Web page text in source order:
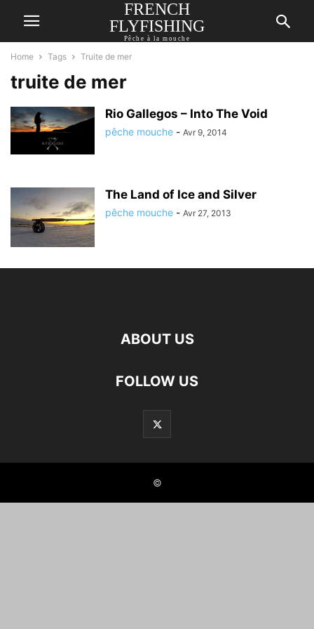
FRENCH
FLYFISHING
Pêche à la mouche
Home Tags Truite de mer
truite de mer
Rio Gallegos – Into The Void
pêche mouche - Avr 9, 2014
The Land of Ice and Silver
pêche mouche - Avr 27, 2013
ABOUT US
FOLLOW US
©